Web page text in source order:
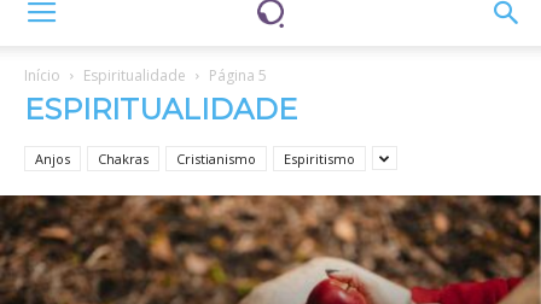
Início Espiritualidade Página 5
ESPIRITUALIDADE
Anjos Chakras Cristianismo Espiritismo